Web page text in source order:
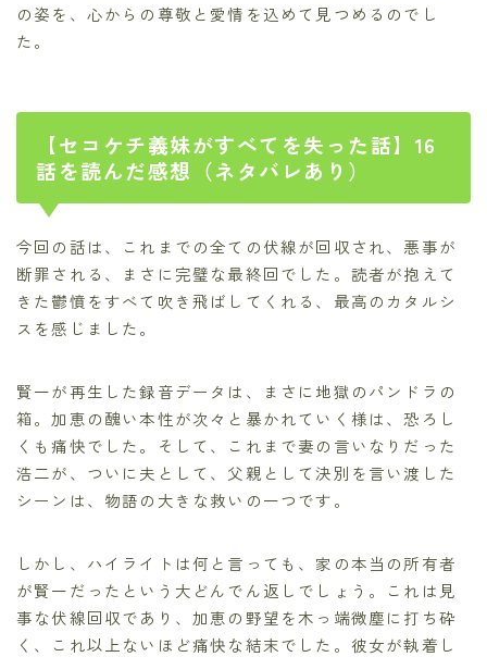
の姿を、心からの尊敬と愛情を込めて見つめるのでし
た。
【セコケチ義妹がすべてを失った話】16
話を読んだ感想（ネタバレあり）
今回の話は、これまでの全ての伏線が回収され、悪事が
断罪される、まさに完璧な最終回でした。読者が抱えて
きた鬱憤をすべて吹き飛ばしてくれる、最高のカタルシ
スを感じました。
賢一が再生した録音データは、まさに地獄のパンドラの
箱。加恵の醜い本性が次々と暴かれていく様は、恐ろし
くも痛快でした。そして、これまで妻の言いなりだった
浩二が、ついに夫として、父親として決別を言い渡した
シーンは、物語の大きな救いの一つです。
しかし、ハイライトは何と言っても、家の本当の所有者
が賢一だったという大どんでん返しでしょう。これは見
事な伏線回収であり、加恵の野望を木っ端微塵に打ち砕
く、これ以上ないほど痛快な結末でした。彼女が執着し